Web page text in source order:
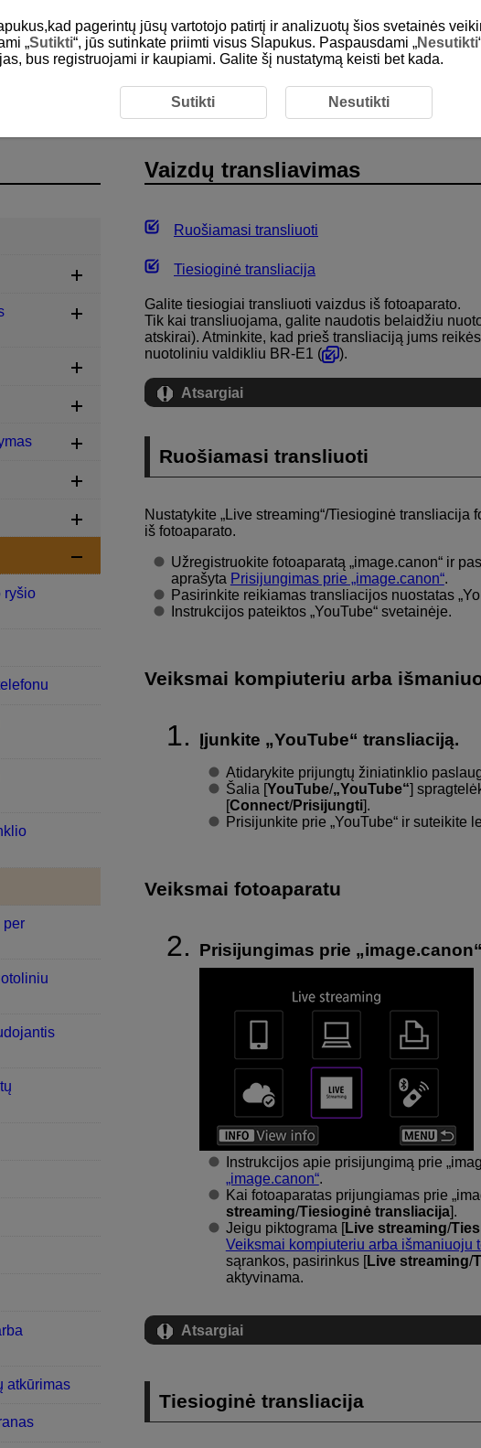
Vaizdų transliavimas
Vaizdų transliavimas
Ruošiamasi transliuoti
Tiesioginė transliacija
Galite tiesiogiai transliuoti vaizdus iš fotoaparato.
Tik kai transliuojama, galite naudotis belaidžiu
atskirai). Atminkite, kad prieš transliaciją jums
nuotoliniu valdikliu BR-E1 ( ).
Atsargiai
Ruošiamasi transliuoti
Nustatykite „Live streaming“/Tiesioginė transliacija
iš fotoaparato.
Užregistruokite fotoaparatą „image.canon“ ir
aprašyta Prisijungimas prie „image.canon“.
Pasirinkite reikiamas transliacijos nuostatas
Instrukcijos pateiktos „YouTube“ svetainėje.
Veiksmai kompiuteriu arba
Įjunkite „YouTube“ transliaciją.
Atidarykite prijungtų žiniatinklio
Šalia [YouTube/„YouTube“]
[Connect/Prisijungti].
Prisijunkite prie „YouTube“ ir suteikite
Veiksmai fotoaparatu
Prisijungimas prie
Instrukcijos apie prisijungimą prie
„image.canon“.
Kai fotoaparatas prijungiamas prie
streaming/Tiesioginė transliacija].
Jeigu piktograma [Live streaming/
Veiksmai kompiuteriu arba išmaniuoju
sąrankos, pasirinkus [Live streaming/
aktyvinama.
Atsargiai
Tiesioginė transliacija
ryšio
per
atkūrimas
pagerintų jūsų vartotojo patirtį ir analizuotų šios svetainės
„Sutikti“, jūs sutinkate priimti visus Slapukus. Paspausdami „Nesutikti
bus registruojami ir kaupiami. Galite šį nustatymą keisti bet kada.
Sutikti Nesutikti